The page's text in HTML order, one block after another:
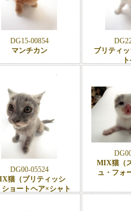
DG15-00854
マンチカン
ブリティ
DG00-05524
猫（ブリティッシ
ショートヘア×シャト
MIX猫（
ュ・フォ